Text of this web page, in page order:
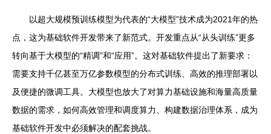
以超大规模预训练模型为代表的“大模型”技术成为2021年的热
点，这为基础软件开发带来了新范式。开发重点从“从头训练”更多
转向基于大模型的“精调”和“应用”。这对基础软件提出了新要求：
需要支持千亿甚至万亿参数模型的分布式训练、高效的推理部署以
及便捷的微调工具。大模型也放大了对算力基础设施和海量高质量
数据的需求，如何高效管理和调度算力、构建数据治理体系，成为
基础软件开发中必须解决的配套挑战。